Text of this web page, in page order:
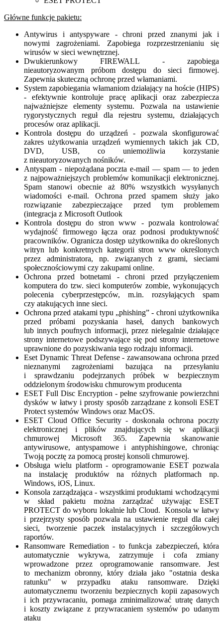
Główne funkcje pakietu:
Antywirus i antyspyware - chroni przed znanymi jak i
nowymi zagrożeniami. Zapobiega rozprzestrzenianiu się
wirusów w sieci wewnętrznej.
Dwukierunkowy FIREWALL - zapobiega
nieautoryzowanym próbom dostępu do sieci firmowej.
Zapewnia skuteczną ochronę przed włamaniami.
System zapobiegania włamaniom działający na hoście (HIPS)
- efektywnie kontroluje pracę aplikacji oraz zabezpiecza
najważniejsze elementy systemu. Pozwala na ustawienie
rygorystycznych reguł dla rejestru systemu, działających
procesów oraz aplikacji.
Kontrola dostępu do urządzeń - pozwala skonfigurować
zakres użytkowania urządzeń wymiennych takich jak CD,
DVD, USB, co uniemożliwia korzystanie
z nieautoryzowanych nośników.
Antyspam - niepożądana poczta e-mail — spam — to jeden
z najpoważniejszych problemów komunikacji elektronicznej.
Spam stanowi obecnie aż 80% wszystkich wysyłanych
wiadomości e-mail. Ochrona przed spamem służy jako
rozwiązanie zabezpieczające przed tym problemem
(integracja z Microsoft Outlook
Kontrola dostępu do stron www - pozwala kontrolować
wydajność firmowego łącza oraz podnosi produktywność
pracowników. Ogranicza dostęp użytkownika do określonych
witryn lub konkretnych kategorii stron www określonych
przez administratora, np. związanych z grami, sieciami
społecznościowymi czy zakupami online.
Ochrona przed botnetami - chroni przed przyłączeniem
komputera do tzw. sieci komputerów zombie, wykonujących
polecenia cyberprzestępców, m.in. rozsyłających spam
czy atakujących inne sieci.
Ochrona przed atakami typu „phishing” - chroni użytkownika
przed próbami pozyskania haseł, danych bankowych
lub innych poufnych informacji, przez nielegalnie działające
strony internetowe podszywające się pod strony internetowe
uprawnione do pozyskiwania tego rodzaju informacji.
Eset Dynamic Threat Defense - zawansowana ochrona przed
nieznanymi zagrożeniami bazująca na przesyłaniu
i sprawdzaniu podejrzanych próbek w bezpiecznym
oddzielonym środowisku chmurowym producenta
ESET Full Disc Encryption - pełne szyfrowanie powierzchni
dysków w łatwy i prosty sposób zarządzane z konsoli ESET
Protect systemów Windows oraz MacOS.
ESET Cloud Office Security - doskonała ochrona poczty
elektronicznej i plików znajdujących się w aplikacji
chmurowej Microsoft 365. Zapewnia skanowanie
antywirusowe, antyspamowe i antyphishingowe, chroniąc
Twoją pocztę za pomocą prostej konsoli chmurowej.
Obsługa wielu platform - oprogramowanie ESET pozwala
na instalację produktów na różnych platformach np.
Windows, iOS, Linux.
Konsola zarządzająca - wszystkimi produktami wchodzącymi
w skład pakietu można zarządzać używając ESET
PROTECT do wyboru lokalnie lub Cloud. Konsola w łatwy
i przejrzysty sposób pozwala na ustawienie reguł dla całej
sieci, tworzenie paczek instalacyjnych i szczegółowych
raportów.
Ransomware Remediation - to funkcja zabezpieczeń, która
automatycznie wykrywa, zatrzymuje i cofa zmiany
wprowadzone przez oprogramowanie ransomware. Jest
to mechanizm obronny, który działa jako "ostatnia deska
ratunku" w przypadku ataku ransomware. Dzięki
automatycznemu tworzeniu bezpiecznych kopii zapasowych
i ich przywracaniu, pomaga zminimalizować utratę danych
i koszty związane z przywracaniem systemów po udanym
ataku